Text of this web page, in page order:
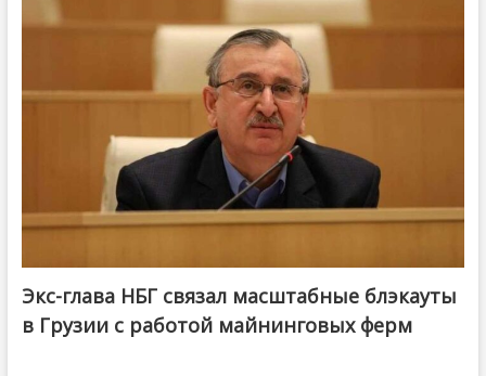
Экс-глава НБГ связал масштабные блэкауты
в Грузии с работой майнинговых ферм